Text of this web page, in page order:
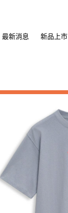
最新消息 新品上市